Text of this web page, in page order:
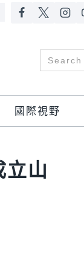
Search
for:
國際視野
山